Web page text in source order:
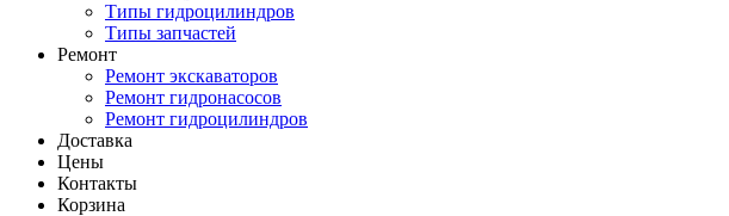
Типы гидроцилиндров
Типы запчастей
Ремонт
Ремонт экскаваторов
Ремонт гидронасосов
Ремонт гидроцилиндров
Доставка
Цены
Контакты
Корзина